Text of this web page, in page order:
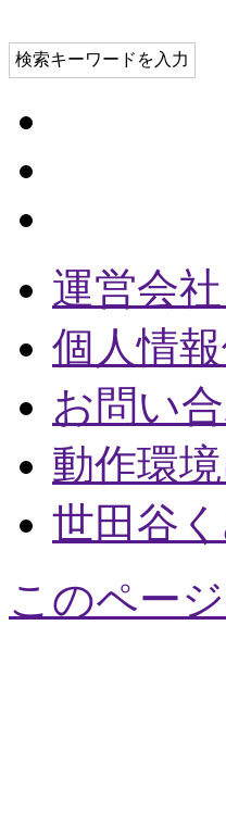
検索キーワードを入力
運営会
個人情
お問い
動作環
世田谷
このペー